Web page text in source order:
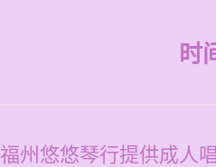
时
福州悠悠琴行提供成人